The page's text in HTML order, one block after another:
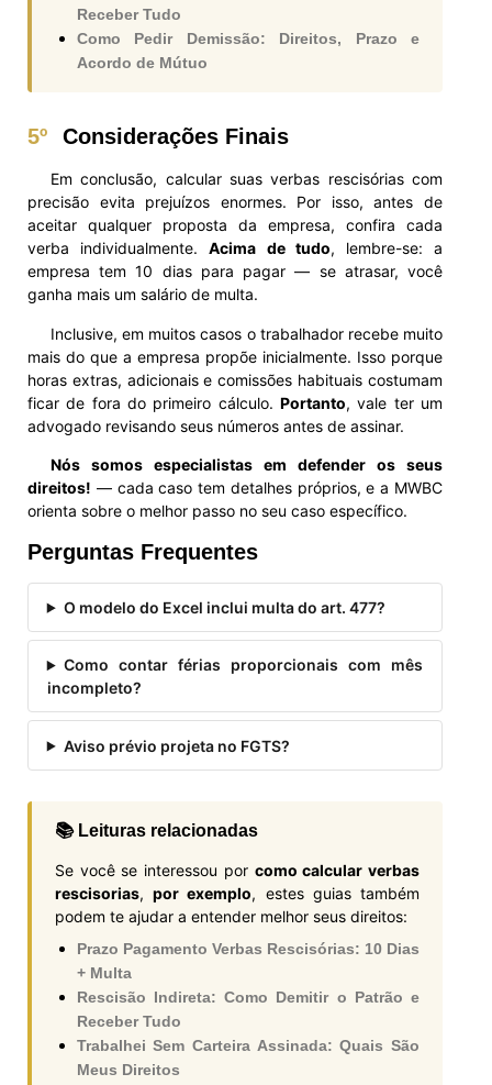
Receber Tudo
Como Pedir Demissão: Direitos, Prazo e
Acordo de Mútuo
5º Considerações Finais
Em conclusão, calcular suas verbas rescisórias com
precisão evita prejuízos enormes. Por isso, antes de
aceitar qualquer proposta da empresa, confira cada
verba individualmente.Acima de tudo, lembre-se: a
empresa tem 10 dias para pagar — se atrasar, você
ganha mais um salário de multa.
Inclusive, em muitos casos o trabalhador recebe muito
mais do que a empresa propõe inicialmente. Isso porque
horas extras, adicionais e comissões habituais costumam
ficar de fora do primeiro cálculo. Portanto, vale ter um
advogado revisando seus números antes de assinar.
Nós somos especialistas em defender os seus
direitos! — cada caso tem detalhes próprios, e a MWBC
orienta sobre o melhor passo no seu caso específico.
Perguntas Frequentes
O modelo do Excel inclui multa do art. 477?
Como contar férias proporcionais com mês
incompleto?
Aviso prévio projeta no FGTS?
📚 Leituras relacionadas
Se você se interessou por como calcular verbas
rescisorias,por exemplo, estes guias também
podem te ajudar a entender melhor seus direitos:
Prazo Pagamento Verbas Rescisórias: 10 Dias
+ Multa
Rescisão Indireta: Como Demitir o Patrão e
Receber Tudo
Trabalhei Sem Carteira Assinada: Quais São
Meus Direitos